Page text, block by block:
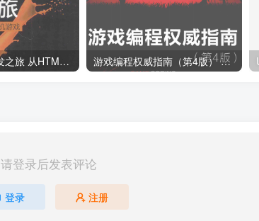
Cocos2d-JS开发之旅 从HTML5到原生手机游戏_游戏开发教程 游戏编程权威指南（第4版） 源码 pdf_游戏开发教程
请登录后发表评论
登录 注册